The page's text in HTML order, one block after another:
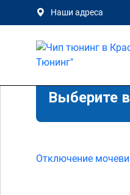
Наши адреса
Выберите
Отключение